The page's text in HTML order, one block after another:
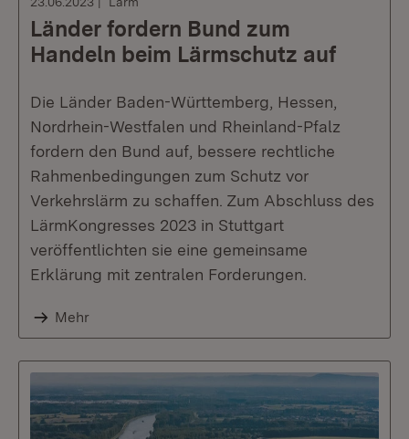
Länder fordern Bund zum
Handeln beim Lärmschutz auf
Die Länder Baden-Württemberg, Hessen,
Nordrhein-Westfalen und Rheinland-Pfalz
fordern den Bund auf, bessere rechtliche
Rahmenbedingungen zum Schutz vor
Verkehrslärm zu schaffen. Zum Abschluss des
LärmKongresses 2023 in Stuttgart
veröffentlichten sie eine gemeinsame
Erklärung mit zentralen Forderungen.
Mehr